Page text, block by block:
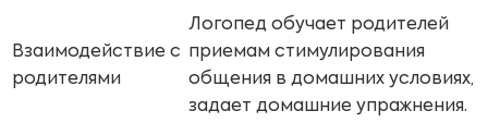
Взаимодействие с
родителями
Логопед обучает родителей
приемам стимулирования
общения в домашних условиях,
задает домашние упражнения.